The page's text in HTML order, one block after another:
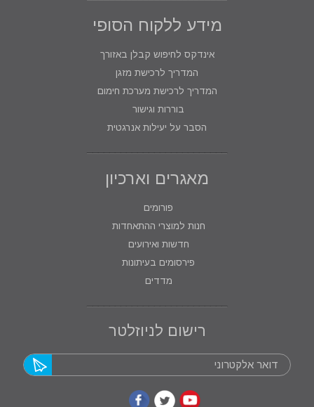
מידע ללקוח הסופי
אינדקס לחיפוש קבלן באזורך
המדריך לרכישת מזגן
המדריך לרכישת מערכת חימום
בוררות וגישור
הסבר על יעילות אנרגטית
מאגרים וארכיון
פורומים
חנות למוצרי ההתאחדות
חדשות ואירועים
פירסומים בעיתונות
מדדים
רישום לניוזלטר